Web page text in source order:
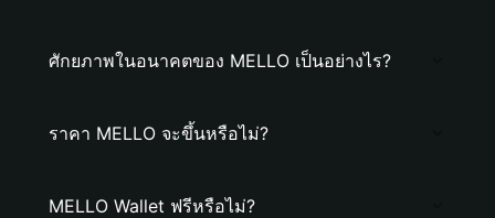
ศักยภาพในอนาคตของ MELLO เป็นอย่างไร?
ราคา MELLO จะขึ้นหรือไม่?
MELLO Wallet ฟรีหรือไม่?